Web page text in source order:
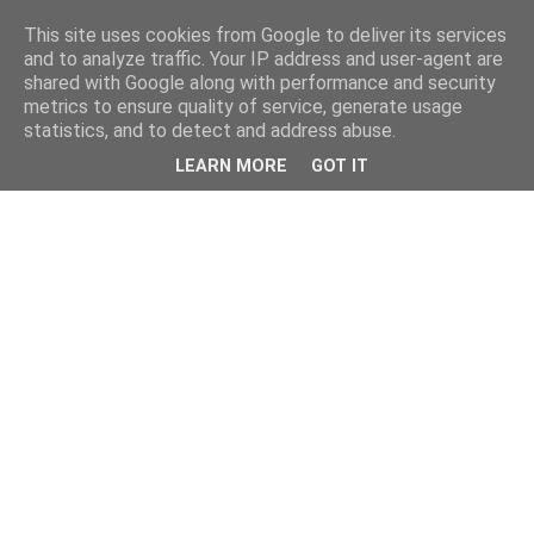
This site uses cookies from Google to deliver its services
and to analyze traffic. Your IP address and user-agent are
shared with Google along with performance and security
metrics to ensure quality of service, generate usage
statistics, and to detect and address abuse.
LEARN MORE GOT IT